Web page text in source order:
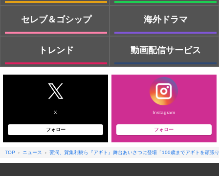
セレブ＆ゴシップ
トレンド
海外ドラマ
動画配信サービス
X
フォロー
Instagram
フォロー
TOP ニュース 要潤、賀集利樹ら『アギト』舞台あいさつに登場「100歳までアギトを頑張